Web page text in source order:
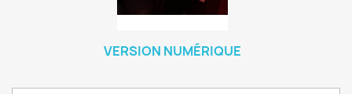
VERSION NUMÉRIQUE